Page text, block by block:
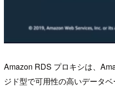
Amazon RDS プロキシは、
ジド型で可用性の高いデータ